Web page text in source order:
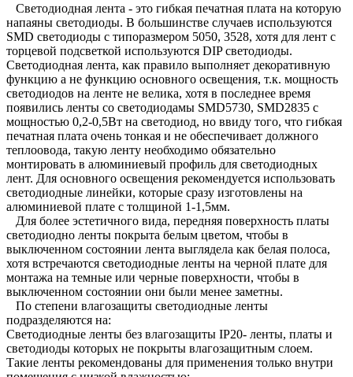
Светодиодная лента - это гибкая печатная плата на которую
напаяны светодиоды. В большинстве случаев используются
SMD светодиоды с типоразмером 5050, 3528, хотя для лент с
торцевой подсветкой используются DIP светодиоды.
Светодиодная лента, как правило выполняет декоративную
функцию а не функцию основного освещения, т.к. мощность
светодиодов на ленте не велика, хотя в последнее время
появились ленты со светодиодамы SMD5730, SMD2835 с
мощностью 0,2-0,5Вт на светодиод, но ввиду того, что гибкая
печатная плата очень тонкая и не обеспечивает должного
теплоовода, такую ленту необходимо обязательно
монтировать в алюминиевый профиль для светодиодных
лент. Для основного освещения рекомендуется использовать
светодиодные линейки, которые сразу изготовлены на
алюминиевой плате с толщиной 1-1,5мм.
Для более эстетичного вида, передняя поверхность платы
светодиодно ленты покрыта белым цветом, чтобы в
выключенном состоянии лента выглядела как белая полоса,
хотя встречаются светодиодные ленты на черной плате для
монтажа на темные или черные поверхности, чтобы в
выключенном состоянии они были менее заметны.
По степени влагозащиты светодиодные ленты
подразделяются на:
Светодиодные ленты без влагозащиты IP20- ленты, платы и
светодиоды которых не покрыты влагозащитным слоем.
Такие ленты рекомендованы для применения только внутри